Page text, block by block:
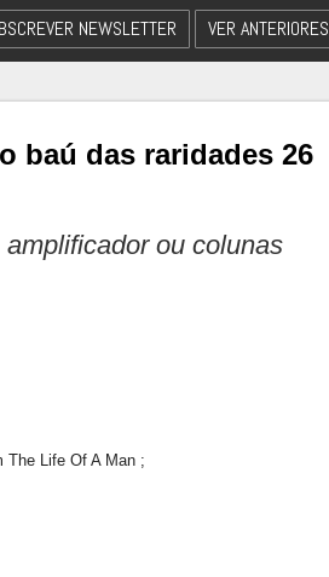
NEWSLETTER VER ANTERIORES
baú das raridades 26
ou colunas
The Life Of A Man ;